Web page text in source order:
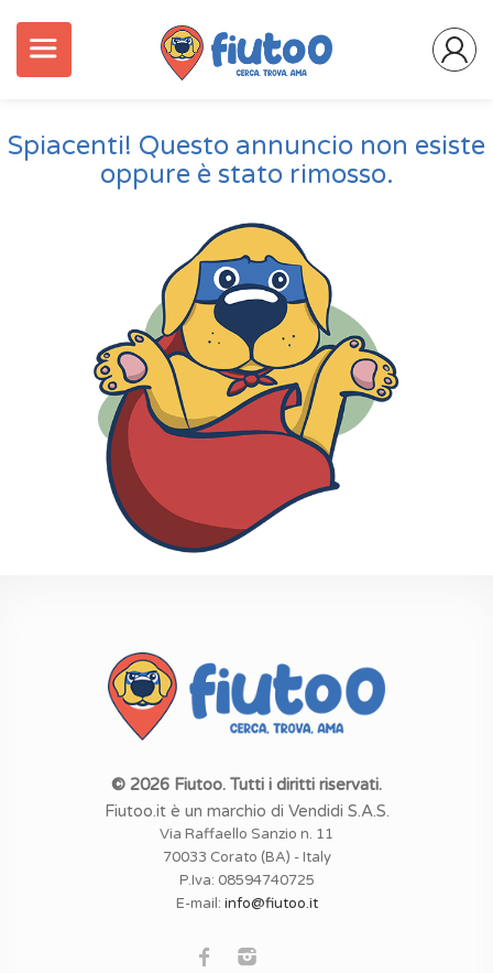
Spiacenti! Questo annuncio non esiste
oppure è stato rimosso.
© 2026 Fiutoo. Tutti i diritti riservati.
Fiutoo.it è un marchio di Vendidi S.A.S.
Via Raffaello Sanzio n. 11
70033 Corato (BA) - Italy
P.Iva: 08594740725
E-mail: info@fiutoo.it